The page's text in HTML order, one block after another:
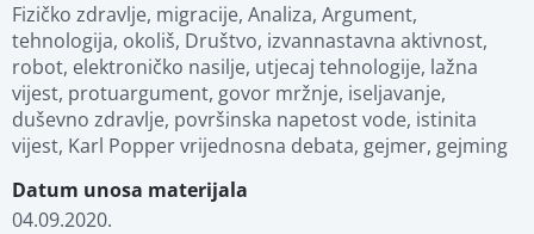
Fizičko zdravlje, migracije, Analiza, Argument,
tehnologija, okoliš, Društvo, izvannastavna aktivnost,
robot, elektroničko nasilje, utjecaj tehnologije, lažna
vijest, protuargument, govor mržnje, iseljavanje,
duševno zdravlje, površinska napetost vode, istinita
vijest, Karl Popper vrijednosna debata, gejmer, gejming
Datum unosa materijala
04.09.2020.